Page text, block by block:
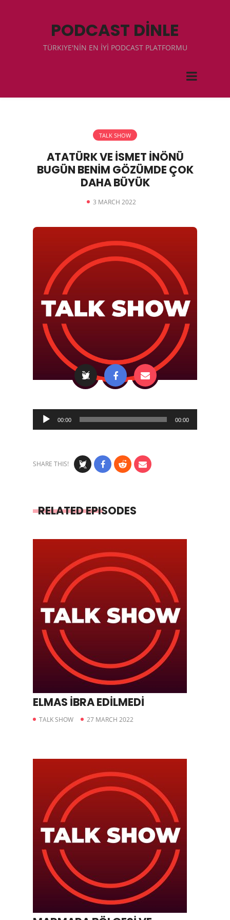
PODCAST DİNLE
TÜRKIYE'NİN EN İYİ PODCAST PLATFORMU
TALK SHOW
ATATÜRK VE İSMET İNÖNÜ
BUGÜN BENİM GÖZÜMDE ÇOK
DAHA BÜYÜK
3 MARCH 2022
Audio
Player
00:00 00:00
SHARE THIS!
RELATED EPISODES
ELMAS İBRA EDİLMEDİ
TALK SHOW 27 MARCH 2022